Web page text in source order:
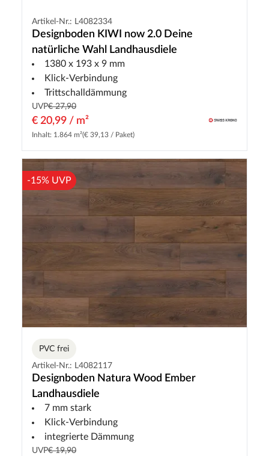
Artikel-Nr.: L4082334
Designboden KIWI now 2.0 Deine
natürliche Wahl Landhausdiele
1380 x 193 x 9 mm
Klick-Verbindung
Trittschalldämmung
UVP€ 27,90
€ 20,99 / m²
Inhalt: 1.864 m²(€ 39,13 / Paket)
-15% UVP
PVC frei
Artikel-Nr.: L4082117
Designboden Natura Wood Ember
Landhausdiele
7 mm stark
Klick-Verbindung
integrierte Dämmung
UVP€ 19,90